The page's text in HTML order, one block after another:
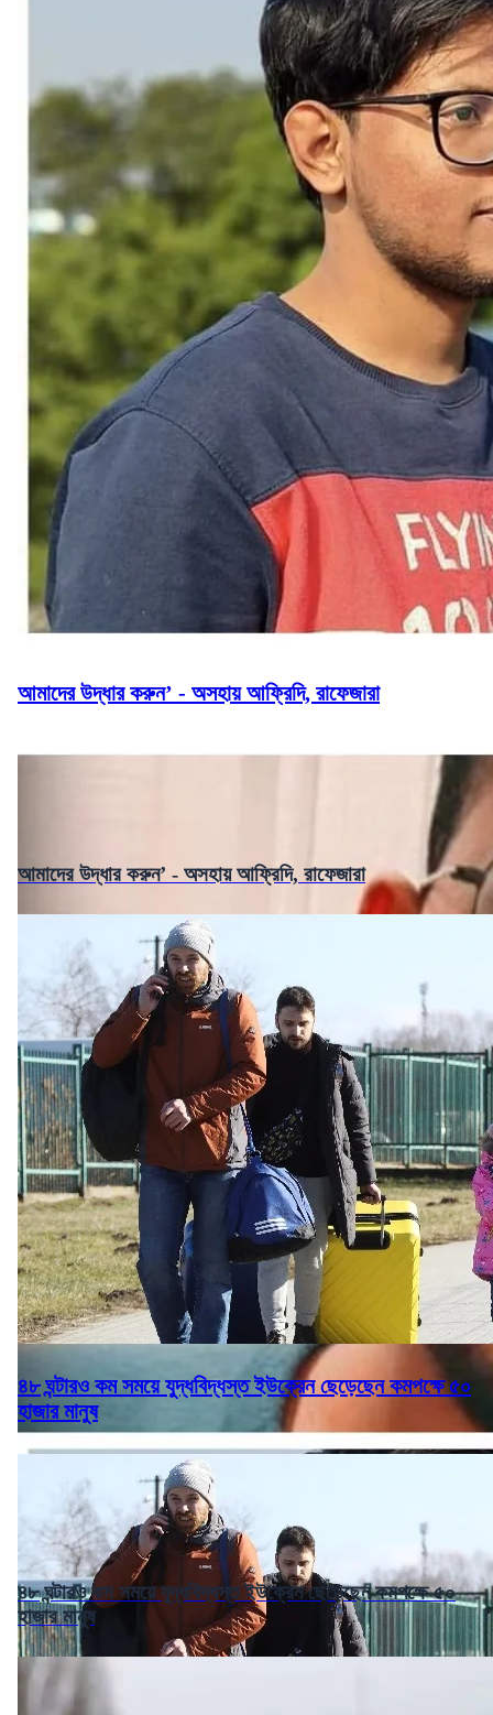
আমাদের উদ্ধার করুন’ - অসহায় আফ্রিদি, রাফেজারা
আমাদের উদ্ধার করুন’ - অসহায় আফ্রিদি, রাফেজারা
৪৮ ঘন্টারও কম সময়ে যুদ্ধবিদ্ধস্ত ইউক্রেন ছেড়েছেন কমপক্ষে ৫০
হাজার মানুষ
৪৮ ঘন্টারও কম সময়ে যুদ্ধবিদ্ধস্ত ইউক্রেন ছেড়েছেন কমপক্ষে ৫০
হাজার মানুষ